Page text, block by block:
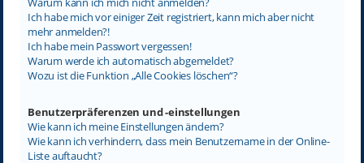
Ich habe mich vor einiger Zeit registriert, kann mich aber nicht
mehr anmelden?!
Ich habe mein Passwort vergessen!
Warum werde ich automatisch abgemeldet?
Wozu ist die Funktion „Alle Cookies löschen“?
Benutzerpräferenzen und -einstellungen
Wie kann ich meine Einstellungen ändern?
Wie kann ich verhindern, dass mein Benutzername in der Online-
Liste auftaucht?